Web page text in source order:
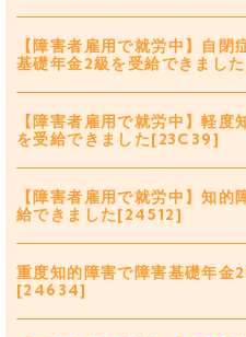
【障害者雇用で就労中】自
基礎年金2級を受給できまし
【障害者雇用で就労中】軽
を受給できました[23C39]
【障害者雇用で就労中】知
給できました[24512]
重度知的障害で障害基礎年金
[24634]